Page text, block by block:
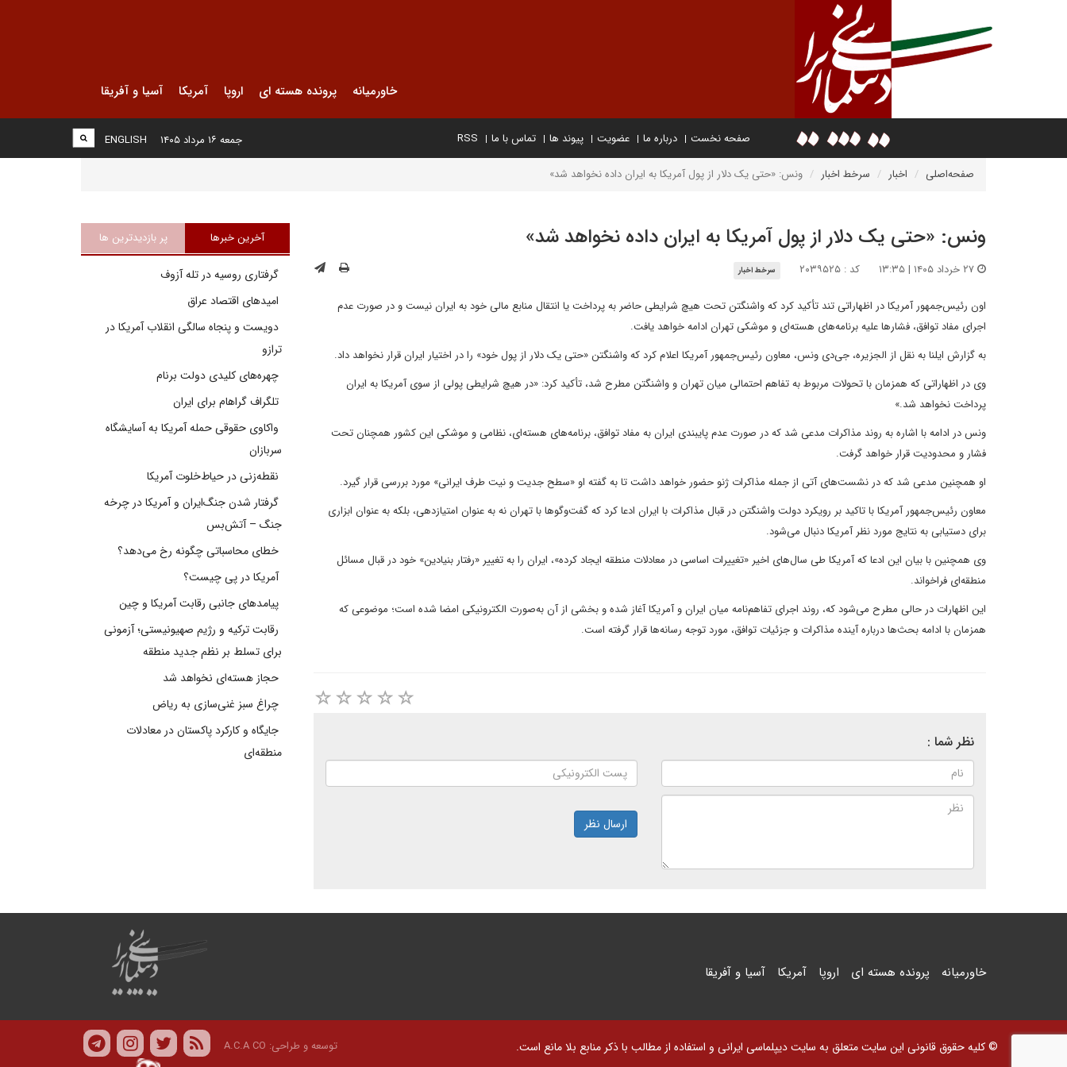
خاورمیانه پرونده هسته ای اروپا آمریکا آسیا و آفریقا
صفحه نخست درباره ما عضویت پیوند ها تماس با ما RSS
ENGLISH جمعه ۱۶ مرداد ۱۴۰۵
صفحه‌اصلی اخبار سرخط اخبار ونس: «حتی یک دلار از پول آمریکا به ایران داده نخواهد شد»
ونس: «حتی یک دلار از پول آمریکا به ایران داده نخواهد شد»
کد : ۲۰۳۹۵۲۵ سرخط اخبار
اون رئیس‌جمهور آمریکا در اظهاراتی تند تأکید کرد که واشنگتن تحت هیچ شرایطی حاضر به پرداخت یا انتقال منابع مالی خود به ایران نیست و در صورت عدم
اجرای مفاد توافق، فشارها علیه برنامه‌های هسته‌ای و موشکی تهران ادامه خواهد یافت.
به گزارش ایلنا به نقل از الجزیره، جی‌دی ونس، معاون رئیس‌جمهور آمریکا اعلام کرد که واشنگتن «حتی یک دلار از پول خود» را در اختیار ایران قرار نخواهد داد.
وی در اظهاراتی که همزمان با تحولات مربوط به تفاهم احتمالی میان تهران و واشنگتن مطرح شد، تأکید کرد: «در هیچ شرایطی پولی از سوی آمریکا به ایران
پرداخت نخواهد شد.»
ونس در ادامه با اشاره به روند مذاکرات مدعی شد که در صورت عدم پایبندی ایران به مفاد توافق، برنامه‌های هسته‌ای، نظامی و موشکی این کشور همچنان تحت
فشار و محدودیت قرار خواهد گرفت.
او همچنین مدعی شد که در نشست‌های آتی از جمله مذاکرات ژنو حضور خواهد داشت تا به گفته او «سطح جدیت و نیت طرف ایرانی» مورد بررسی قرار گیرد.
معاون رئیس‌جمهور آمریکا با تاکید بر رویکرد دولت واشنگتن در قبال مذاکرات با ایران ادعا کرد که گفت‌وگوها با تهران نه به عنوان امتیازدهی، بلکه به عنوان ابزاری
برای دستیابی به نتایج مورد نظر آمریکا دنبال می‌شود.
وی همچنین با بیان این ادعا که آمریکا طی سال‌های اخیر «تغییرات اساسی در معادلات منطقه ایجاد کرده»، ایران را به تغییر «رفتار بنیادین» خود در قبال مسائل
منطقه‌ای فراخواند.
این اظهارات در حالی مطرح می‌شود که، روند اجرای تفاهم‌نامه میان ایران و آمریکا آغاز شده و بخشی از آن به‌صورت الکترونیکی امضا شده است؛ موضوعی که
همزمان با ادامه بحث‌ها درباره آینده مذاکرات و جزئیات توافق، مورد توجه رسانه‌ها قرار گرفته است.
نظر شما :
ارسال نظر
آخرین خبرها پر بازدیدترین ها
گرفتاری روسیه در تله آزوف
امیدهای اقتصاد عراق
دویست و پنجاه سالگی انقلاب آمریکا در
ترازو
چهره‌های کلیدی دولت برنام
تلگراف گراهام برای ایران
واکاوی حقوقی حمله آمریکا به آسایشگاه
سربازان
نقطه‌زنی در حیاط‌خلوت آمریکا
گرفتار شدن جنگ‌ایران و آمریکا در چرخه
جنگ – آتش‌بس
خطای محاسباتی چگونه رخ می‌دهد؟
آمریکا در پی چیست؟
پیامدهای جانبی رقابت آمریکا و چین
رقابت ترکیه و رژیم صهیونیستی؛ آزمونی
برای تسلط بر نظم جدید منطقه
حجاز هسته‌ای نخواهد شد
چراغ سبز غنی‌سازی به ریاض
جایگاه و کارکرد پاکستان در معادلات
منطقه‌ای
خاورمیانه پرونده هسته ای اروپا آمریکا آسیا و آفریقا
© کلیه حقوق قانونی این سایت متعلق به سایت دیپلماسی ایرانی و استفاده از مطالب با ذکر منابع بلا مانع است. توسعه و طراحی: A.C.A CO